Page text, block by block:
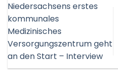
Niedersachsens erstes
kommunales
Medizinisches
Versorgungszentrum geht
an den Start – Interview